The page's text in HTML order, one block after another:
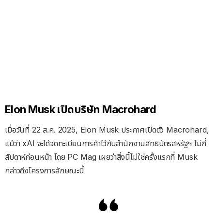
Elon Musk เปิดบริษัท Macrohard
เมื่อวันที่ 22 ส.ค. 2025, Elon Musk ประกาศเปิดตัว Macrohard,
แม้ว่า xAI จะได้จดทะเบียนการค้าไว้กับสำนักงานสิทธิบัตรสหรัฐฯ ไม่กี่
สัปดาห์ก่อนหน้า โดย PC Mag เผยว่าสิ่งนี้ไม่ใช่ครั้งแรกที่ Musk
กล่าวถึงโครงการลักษณะนี้